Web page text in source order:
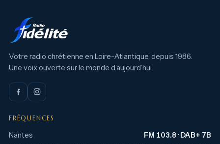
Votre radio chrétienne en Loire-Atlantique, depuis 1986.
Une voix ouverte sur le monde d’aujourd’hui.
FRÉQUENCES
Nantes FM 103.8 · DAB+ 7B